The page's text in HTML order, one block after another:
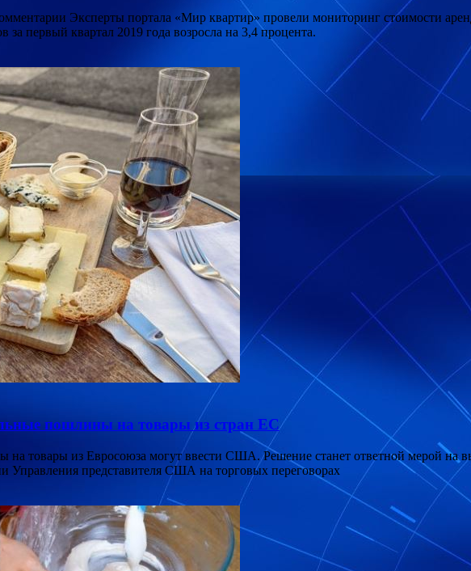
Эксперты портала «Мир квартир» провели мониторинг стоимости
за первый квартал 2019 года возросла на 3,4 процента.
пошлины на товары из стран ЕС
товары из Евросоюза могут ввести США. Решение станет ответной мерой на
Управления представителя США на торговых переговорах